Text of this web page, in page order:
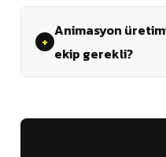
Animasyon
ekip gerekli?